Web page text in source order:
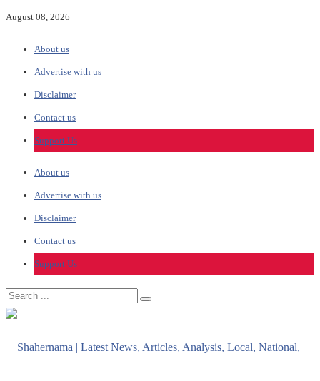
August 08, 2026
About us
Advertise with us
Disclaimer
Contact us
Support Us
About us
Advertise with us
Disclaimer
Contact us
Support Us